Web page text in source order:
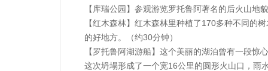
【库瑞公园】参观游览罗托鲁阿著名的后火山
【红木森林】红木森林里种植了170多种不同的
的好地方。（约30分钟）
【罗托鲁阿湖游船】这个美丽的湖泊曾有一段
这次坍塌形成了一个宽16公里的圆形火山口，雨